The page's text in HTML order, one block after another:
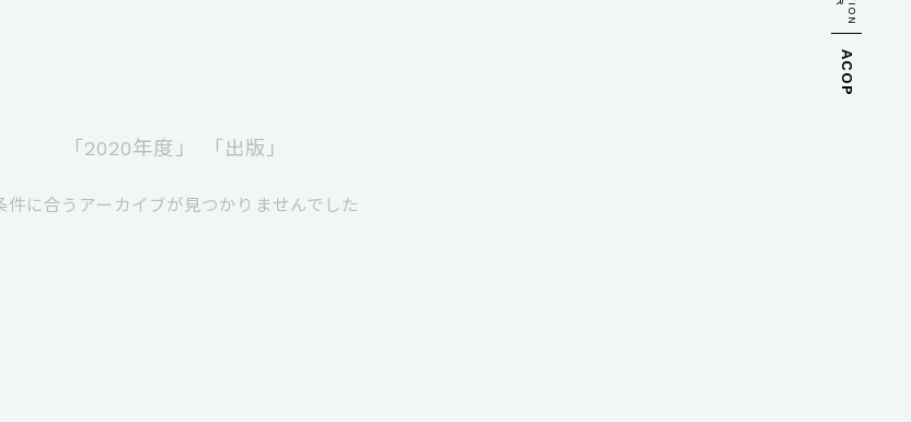
ACOP
「2020年度」 「出版」
件に合うアーカイブが見つかりませんでした